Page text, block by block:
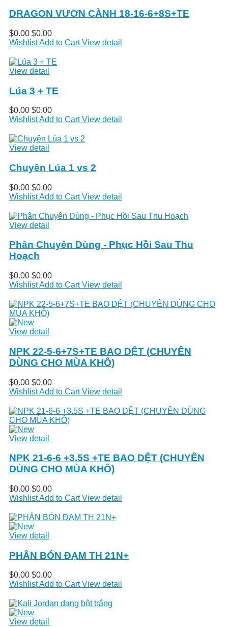
DRAGON VƯƠN CÀNH 18-16-6+8S+TE
$0.00 $0.00
WishlistAdd to CartView detail
View detail
Lúa 3 + TE
$0.00 $0.00
WishlistAdd to CartView detail
View detail
Chuyên Lúa 1 vs 2
$0.00 $0.00
WishlistAdd to CartView detail
View detail
Phân Chuyên Dùng - Phục Hồi Sau Thu
Hoạch
$0.00 $0.00
WishlistAdd to CartView detail
View detail
NPK 22-5-6+7S+TE BAO DỆT (CHUYÊN
DÙNG CHO MÙA KHÔ)
$0.00 $0.00
WishlistAdd to CartView detail
View detail
NPK 21-6-6 +3.5S +TE BAO DỆT (CHUYÊN
DÙNG CHO MÙA KHÔ)
$0.00 $0.00
WishlistAdd to CartView detail
View detail
PHÂN BÓN ĐẠM TH 21N+
$0.00 $0.00
WishlistAdd to CartView detail
View detail